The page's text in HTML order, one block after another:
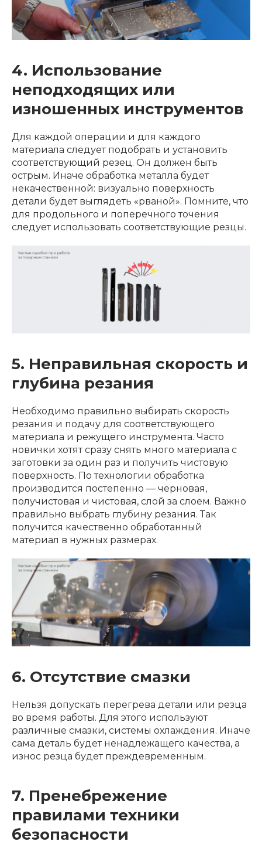
4. Использование
неподходящих или
изношенных инструментов
Для каждой операции и для каждого
материала следует подобрать и установить
соответствующий резец. Он должен быть
острым. Иначе обработка металла будет
некачественной: визуально поверхность
детали будет выглядеть «рваной». Помните, что
для продольного и поперечного точения
следует использовать соответствующие резцы.
5. Неправильная скорость и
глубина резания
Необходимо правильно выбирать скорость
резания и подачу для соответствующего
материала и режущего инструмента. Часто
новички хотят сразу снять много материала с
заготовки за один раз и получить чистовую
поверхность. По технологии обработка
производится постепенно — черновая,
получистовая и чистовая, слой за слоем. Важно
правильно выбрать глубину резания. Так
получится качественно обработанный
материал в нужных размерах.
6. Отсутствие смазки
Нельзя допускать перегрева детали или резца
во время работы. Для этого используют
различные смазки, системы охлаждения. Иначе
сама деталь будет ненадлежащего качества, а
износ резца будет преждевременным.
7. Пренебрежение
правилами техники
безопасности